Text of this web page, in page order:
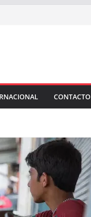
CONTACTO